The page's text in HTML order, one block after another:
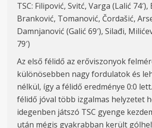
TSC: Filipović, Svitć, Varga (Lalić 74′),
Branković, Tomanović, Čordašić,
Damnjanović (Galić 69′), Silađi,
79′)
Az első félidő az erőviszonyok
különösebben nagy fordulatok és
nélkül, így a félidő eredménye 0:0
félidő jóval több izgalmas helyzetet
idegenben játszó TSC gyenge
után mégis gyakrabban került